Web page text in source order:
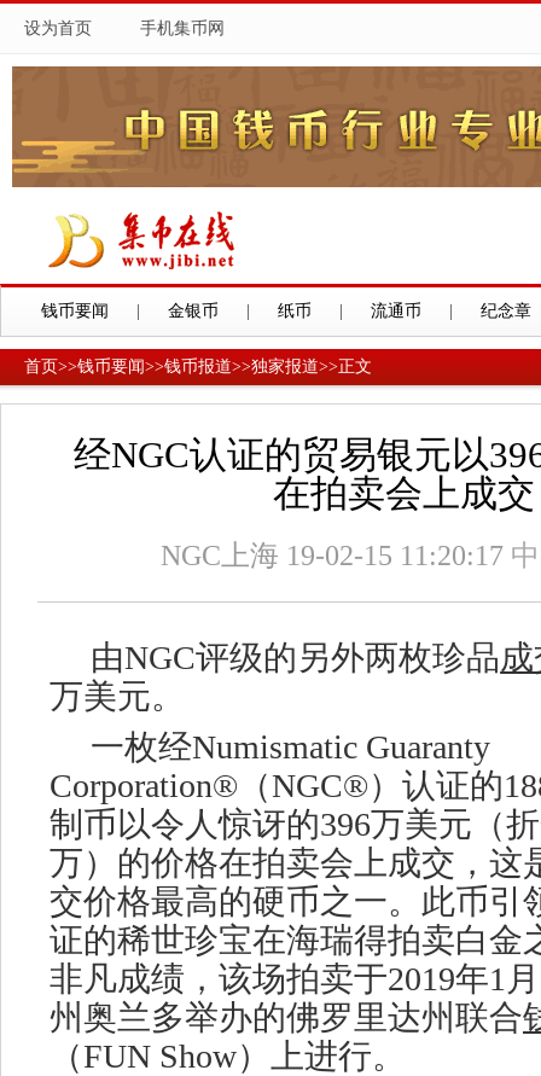
设为首页 手机集币网
钱币要闻 金银币 纸币 流通币 纪念章
首页>>钱币要闻>>钱币报道>>独家报道>>正文
经NGC认证的贸易银元以
在拍卖会上成
NGC上海 19-02-15 11:20:17
由NGC评级的另外两枚珍品
万美元。
一枚经Numismatic Guaranty
Corporation®（NGC®）认证的
制币以令人惊讶的396万美元（
万）的价格在拍卖会上成交，这
交价格最高的硬币之一。此币引
证的稀世珍宝在海瑞得拍卖白金
非凡成绩，该场拍卖于2019年1
州奥兰多举办的佛罗里达州联合
（FUN Show）上进行。